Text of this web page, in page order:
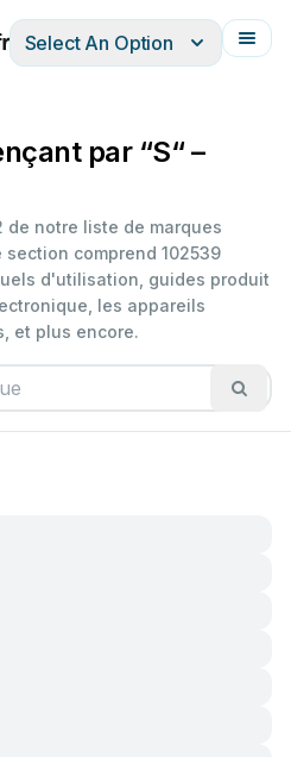
Français
Select An Option
par “S“ –
de notre liste de marques
section comprend 102539
d'utilisation, guides produit
les appareils
et plus encore.